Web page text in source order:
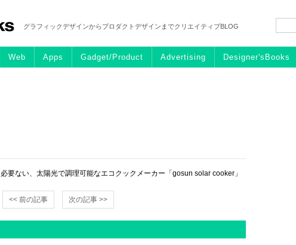
グラフィックデザインからプロダクトデザインまでクリエイティブBLOG
Web Apps Gadget/Product Advertising Designer'sBooks
要ない、太陽光で調理可能なエコクックメーカー「gosun solar cooker」
<< 前の記事 次の記事 >>